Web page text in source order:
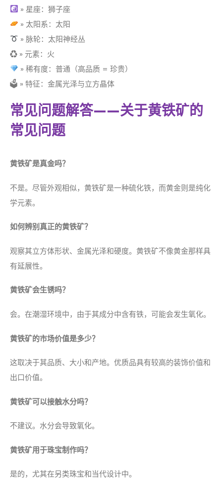
» 星座：狮子座
» 太阳系：太阳
» 脉轮：太阳神经丛
♻ » 元素：火
» 稀有度：普通（高品质 = 珍贵）
🗳 » 特征：金属光泽与立方晶体
常见问题解答——关于黄铁矿的
常见问题
黄铁矿是真金吗？
不是。尽管外观相似，黄铁矿是一种硫化铁，而黄金则是纯化
学元素。
如何辨别真正的黄铁矿？
观察其立方体形状、金属光泽和硬度。黄铁矿不像黄金那样具
有延展性。
黄铁矿会生锈吗？
会。在潮湿环境中，由于其成分中含有铁，可能会发生氧化。
黄铁矿的市场价值是多少？
这取决于其品质、大小和产地。优质品具有较高的装饰价值和
出口价值。
黄铁矿可以接触水分吗？
不建议。水分会导致氧化。
黄铁矿用于珠宝制作吗？
是的，尤其在另类珠宝和当代设计中。